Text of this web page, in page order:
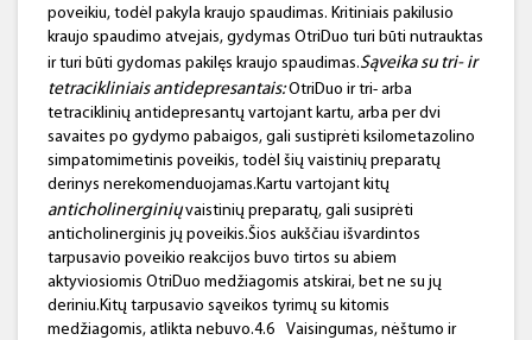
poveikiu, todėl pakyla kraujo spaudimas. Kritiniais pakilusio
kraujo spaudimo atvejais, gydymas OtriDuo turi būti nutrauktas
ir turi būti gydomas pakilęs kraujo spaudimas.Sąveika su tri- ir
tetracikliniais antidepresantais:OtriDuo ir tri- arba
tetraciklinių antidepresantų vartojant kartu, arba per dvi
savaites po gydymo pabaigos, gali sustiprėti ksilometazolino
simpatomimetinis poveikis, todėl šių vaistinių preparatų
derinys nerekomenduojamas.Kartu vartojant kitų
anticholinerginiųvaistinių preparatų, gali susiprėti
anticholinerginis jų poveikis.Šios aukščiau išvardintos
tarpusavio poveikio reakcijos buvo tirtos su abiem
aktyviosiomis OtriDuo medžiagomis atskirai, bet ne su jų
deriniu.Kitų tarpusavio sąveikos tyrimų su kitomis
medžiagomis, atlikta nebuvo.4.6
Vaisingumas, nėštumo ir